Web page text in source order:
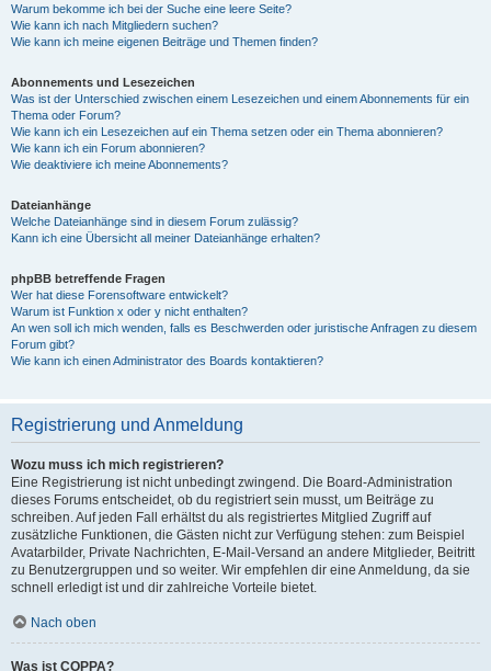
Warum bekomme ich bei der Suche eine leere Seite?
Wie kann ich nach Mitgliedern suchen?
Wie kann ich meine eigenen Beiträge und Themen finden?
Abonnements und Lesezeichen
Was ist der Unterschied zwischen einem Lesezeichen und einem Abonnements für ein
Thema oder Forum?
Wie kann ich ein Lesezeichen auf ein Thema setzen oder ein Thema abonnieren?
Wie kann ich ein Forum abonnieren?
Wie deaktiviere ich meine Abonnements?
Dateianhänge
Welche Dateianhänge sind in diesem Forum zulässig?
Kann ich eine Übersicht all meiner Dateianhänge erhalten?
phpBB betreffende Fragen
Wer hat diese Forensoftware entwickelt?
Warum ist Funktion x oder y nicht enthalten?
An wen soll ich mich wenden, falls es Beschwerden oder juristische Anfragen zu diesem
Forum gibt?
Wie kann ich einen Administrator des Boards kontaktieren?
Registrierung und Anmeldung
Wozu muss ich mich registrieren?
Eine Registrierung ist nicht unbedingt zwingend. Die Board-Administration
dieses Forums entscheidet, ob du registriert sein musst, um Beiträge zu
schreiben. Auf jeden Fall erhältst du als registriertes Mitglied Zugriff auf
zusätzliche Funktionen, die Gästen nicht zur Verfügung stehen: zum Beispiel
Avatarbilder, Private Nachrichten, E-Mail-Versand an andere Mitglieder, Beitritt
zu Benutzergruppen und so weiter. Wir empfehlen dir eine Anmeldung, da sie
schnell erledigt ist und dir zahlreiche Vorteile bietet.
Nach oben
Was ist COPPA?